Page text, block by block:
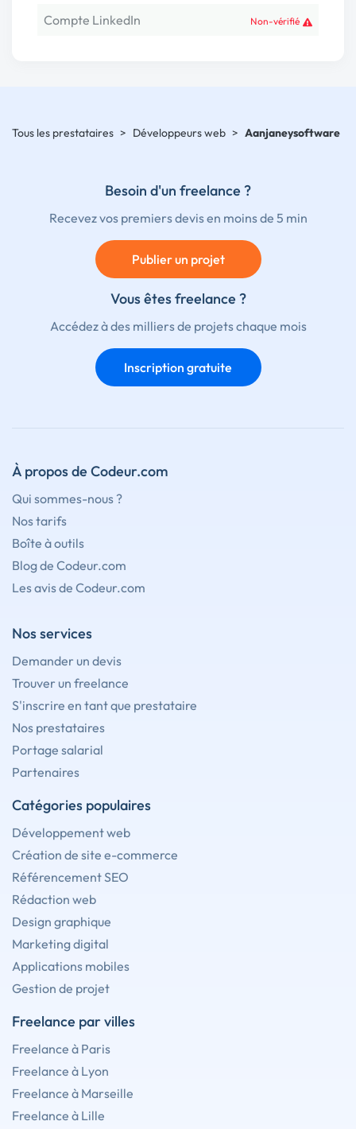
Compte LinkedIn Non-vérifié
Tous les prestataires > Développeurs web > Aanjaneysoftware
Besoin d'un freelance ?
Recevez vos premiers devis en moins de 5 min
Publier un projet
Vous êtes freelance ?
Accédez à des milliers de projets chaque mois
Inscription gratuite
À propos de Codeur.com
Qui sommes-nous ?
Nos tarifs
Boîte à outils
Blog de Codeur.com
Les avis de Codeur.com
Nos services
Demander un devis
Trouver un freelance
S'inscrire en tant que prestataire
Nos prestataires
Portage salarial
Partenaires
Catégories populaires
Développement web
Création de site e-commerce
Référencement SEO
Rédaction web
Design graphique
Marketing digital
Applications mobiles
Gestion de projet
Freelance par villes
Freelance à Paris
Freelance à Lyon
Freelance à Marseille
Freelance à Lille